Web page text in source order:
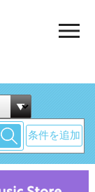
条件を追加